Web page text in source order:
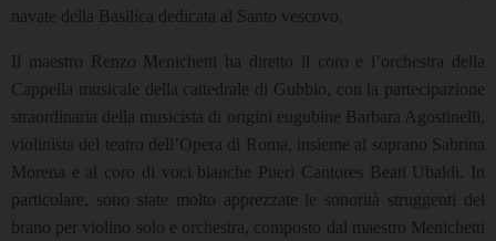
navate della Basilica dedicata al Santo vescovo.
Il maestro Renzo Menichetti ha diretto il coro e l’orchestra della
Cappella musicale della cattedrale di Gubbio, con la partecipazione
straordinaria della musicista di origini eugubine Barbara Agostinelli,
violinista del teatro dell’Opera di Roma, insieme al soprano Sabrina
Morena e al coro di voci bianche Pueri Cantores Beati Ubaldi. In
particolare, sono state molto apprezzate le sonorità struggenti del
brano per violino solo e orchestra, composto dal maestro Menichetti